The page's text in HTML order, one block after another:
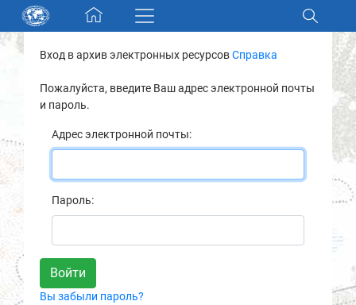
Skip navigation
Разделы и коллекции
Электронный каталог
Новости
О нас
Контакты
Вход в архив электронных ресурсовСправка
Пожалуйста, введите Ваш адрес электронной почты
и пароль.
Адрес электронной почты:
Пароль:
Вы забыли пароль?